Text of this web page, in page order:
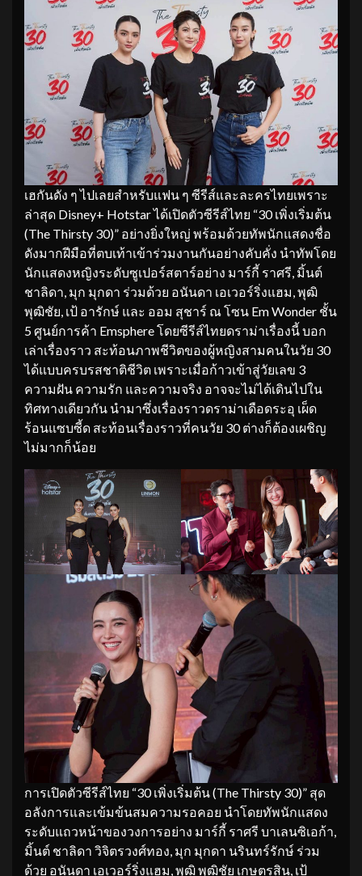
เฮกันดัง ๆ ไปเลยสำหรับแฟน ๆ ซีรีส์และละครไทยเพราะ
ล่าสุด Disney+ Hotstar ได้เปิดตัวซีรีส์ไทย “30 เพิ่งเริ่มต้น
(The Thirsty 30)” อย่างยิ่งใหญ่ พร้อมด้วยทัพนักแสดงชื่อ
ดังมากฝีมือที่ตบเท้าเข้าร่วมงานกันอย่างคับคั่ง นำทัพโดย
นักแสดงหญิงระดับซูเปอร์สตาร์อย่าง มาร์กี้ ราศรี, มิ้นต์
ชาลิดา, มุก มุกดา ร่วมด้วย อนันดา เอเวอร์ริ่งแฮม, พุฒิ
พุฒิชัย, เป้ อารักษ์ และ ออม สุชาร์ ณ โซน Em Wonder ชั้น
5 ศูนย์การค้า Emsphere โดยซีรีส์ไทยดราม่าเรื่องนี้ บอก
เล่าเรื่องราว สะท้อนภาพชีวิตของผู้หญิงสามคนในวัย 30
ได้แบบครบรสชาติชีวิต เพราะเมื่อก้าวเข้าสู่วัยเลข 3
ความฝัน ความรัก และความจริง อาจจะไม่ได้เดินไปใน
ทิศทางเดียวกัน นำมาซึ่งเรื่องราวดราม่าเดือดระอุ เผ็ด
ร้อนแซบซี้ด สะท้อนเรื่องราวที่คนวัย 30 ต่างก็ต้องเผชิญ
ไม่มากก็น้อย
การเปิดตัวซีรีส์ไทย “30 เพิ่งเริ่มต้น (The Thirsty 30)” สุด
อลังการและเข้มข้นสมความรอคอย นำโดยทัพนักแสดง
ระดับแถวหน้าของวงการอย่าง มาร์กี้ ราศรี บาเลนซิเอก้า,
มิ้นต์ ชาลิดา วิจิตรวงศ์ทอง, มุก มุกดา นรินทร์รักษ์ ร่วม
ด้วย อนันดา เอเวอร์ริ่งแฮม, พุฒิ พุฒิชัย เกษตรสิน, เป้